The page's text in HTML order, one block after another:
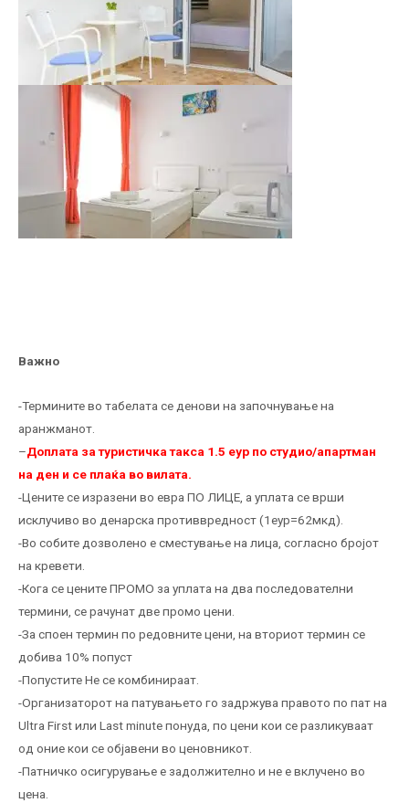
Важно
-Термините во табелата се денови на започнување на
аранжманот.
–Доплата за туристичка такса 1.5 еур по студио/апартман
на ден и се плаќа во вилата.
-Цените се изразени во евра ПО ЛИЦЕ, а уплата се врши
исклучиво во денарска противвредност (1еур=62мкд).
-Во собите дозволено е сместување на лица, согласно бројот
на кревети.
-Кога се цените ПРОМО за уплата на два последователни
термини, се рачунат две промо цени.
-За споен термин по редовните цени, на вториот термин се
добива 10% попуст
-Попустите Не се комбинираат.
-Организаторот на патувањето го задржува правото по пат на
Ultra First или Last minute понуда, по цени кои се разликуваат
од оние кои се објавени во ценовникот.
-Патничко осигурување е задолжително и не е вклучено во
цена.